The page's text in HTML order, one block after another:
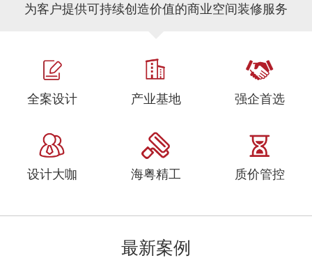
为客户提供可持续创造价值的商业空间装修服务
全案设计 产业基地 强企首选
设计大咖 海粤精工 质价管控
最新案例